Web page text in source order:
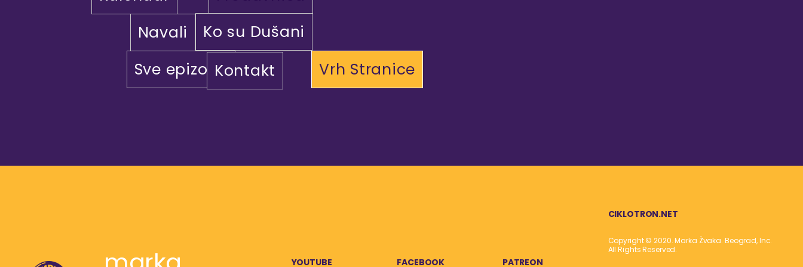
Navali
Ko su Dušani
Sve epizodeKontakt Vrh Stranice
YOUTUBE FACEBOOK PATREON
CIKLOTRON.NET
Copyright © 2020. Marka Žvaka. Beograd, Inc.
All Rights Reserved.